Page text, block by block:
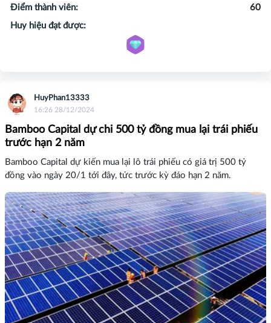
HuyPhan13333
16:26 28/12/2024
Bamboo Capital dự chi 500 tỷ đồng mua lại trái phiếu
trước hạn 2 năm
Bamboo Capital dự kiến mua lại lô trái phiếu có giá trị 500 tỷ
đồng vào ngày 20/1 tới đây, tức trước kỳ đáo hạn 2 năm.
Điểm thành viên:
60
Huy hiệu đạt được: